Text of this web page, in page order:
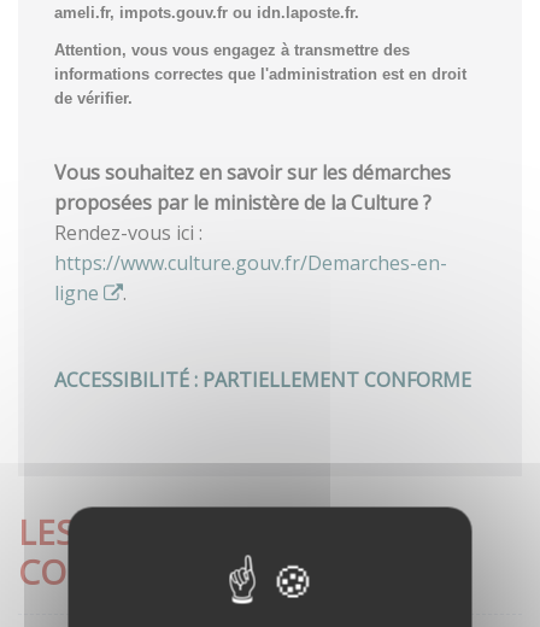
ameli.fr, impots.gouv.fr ou idn.laposte.fr.
Attention, vous vous engagez à transmettre des
informations correctes que l'administration est en droit
de vérifier.
Vous souhaitez en savoir sur les démarches
proposées par le ministère de la Culture ?
Rendez-vous ici :
https://www.culture.gouv.fr/Demarches-en-
ligne
.
ACCESSIBILITÉ : PARTIELLEMENT CONFORME
LES DÉMARCHES LES PLUS
CONSULTÉES